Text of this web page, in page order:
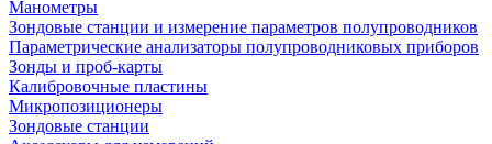
Манометры
Зондовые станции и измерение параметров полупроводников
Параметрические анализаторы полупроводниковых приборов
Зонды и проб-карты
Калибровочные пластины
Микропозиционеры
Зондовые станции